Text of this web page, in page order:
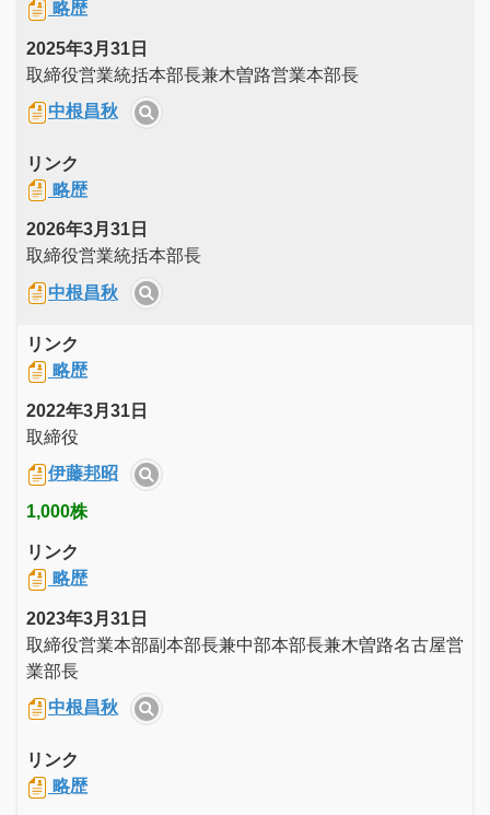
略歴
2025年3月31日
取締役営業統括本部長兼木曽路営業本部長
中根昌秋
リンク
略歴
2026年3月31日
取締役営業統括本部長
中根昌秋
リンク
略歴
2022年3月31日
取締役
伊藤邦昭
1,000株
リンク
略歴
2023年3月31日
取締役営業本部副本部長兼中部本部長兼木曽路名古屋営
業部長
中根昌秋
リンク
略歴